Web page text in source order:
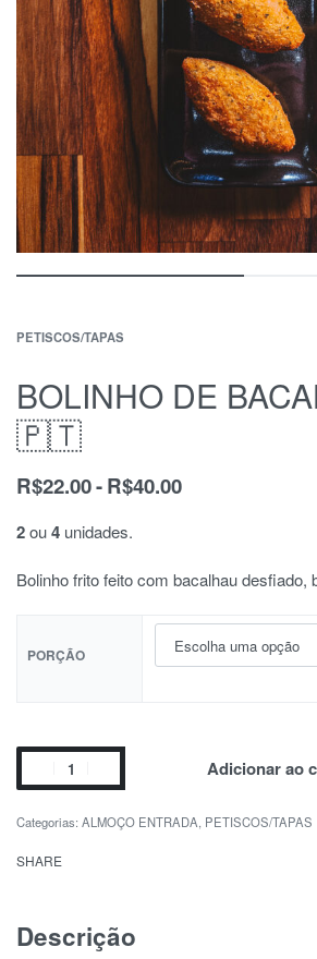
PETISCOS/TAPAS
BOLINHO DE
🇵🇹
R$22.00 R$40.00
2ou4 unidades.
Bolinho frito feito com bacalhau desfiado,
PORÇÃO
Adicionar ao
Categorias: ALMOÇO ENTRADA, PETISCOS/TAPAS
SHARE
Descrição